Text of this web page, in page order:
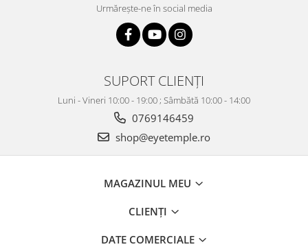
Urmărește-ne în social media
SUPORT CLIENȚI
Luni - Vineri 10:00 - 19:00 ; Sâmbătă 10:00 - 14:00
0769146459
shop@eyetemple.ro
MAGAZINUL MEU
CLIENȚI
DATE COMERCIALE